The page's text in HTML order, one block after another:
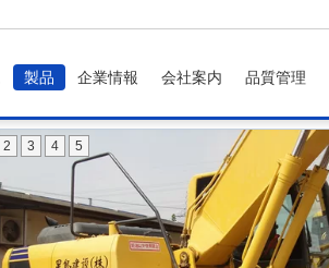
製品 企業情報 会社案内 品質管理
2 3 4 5